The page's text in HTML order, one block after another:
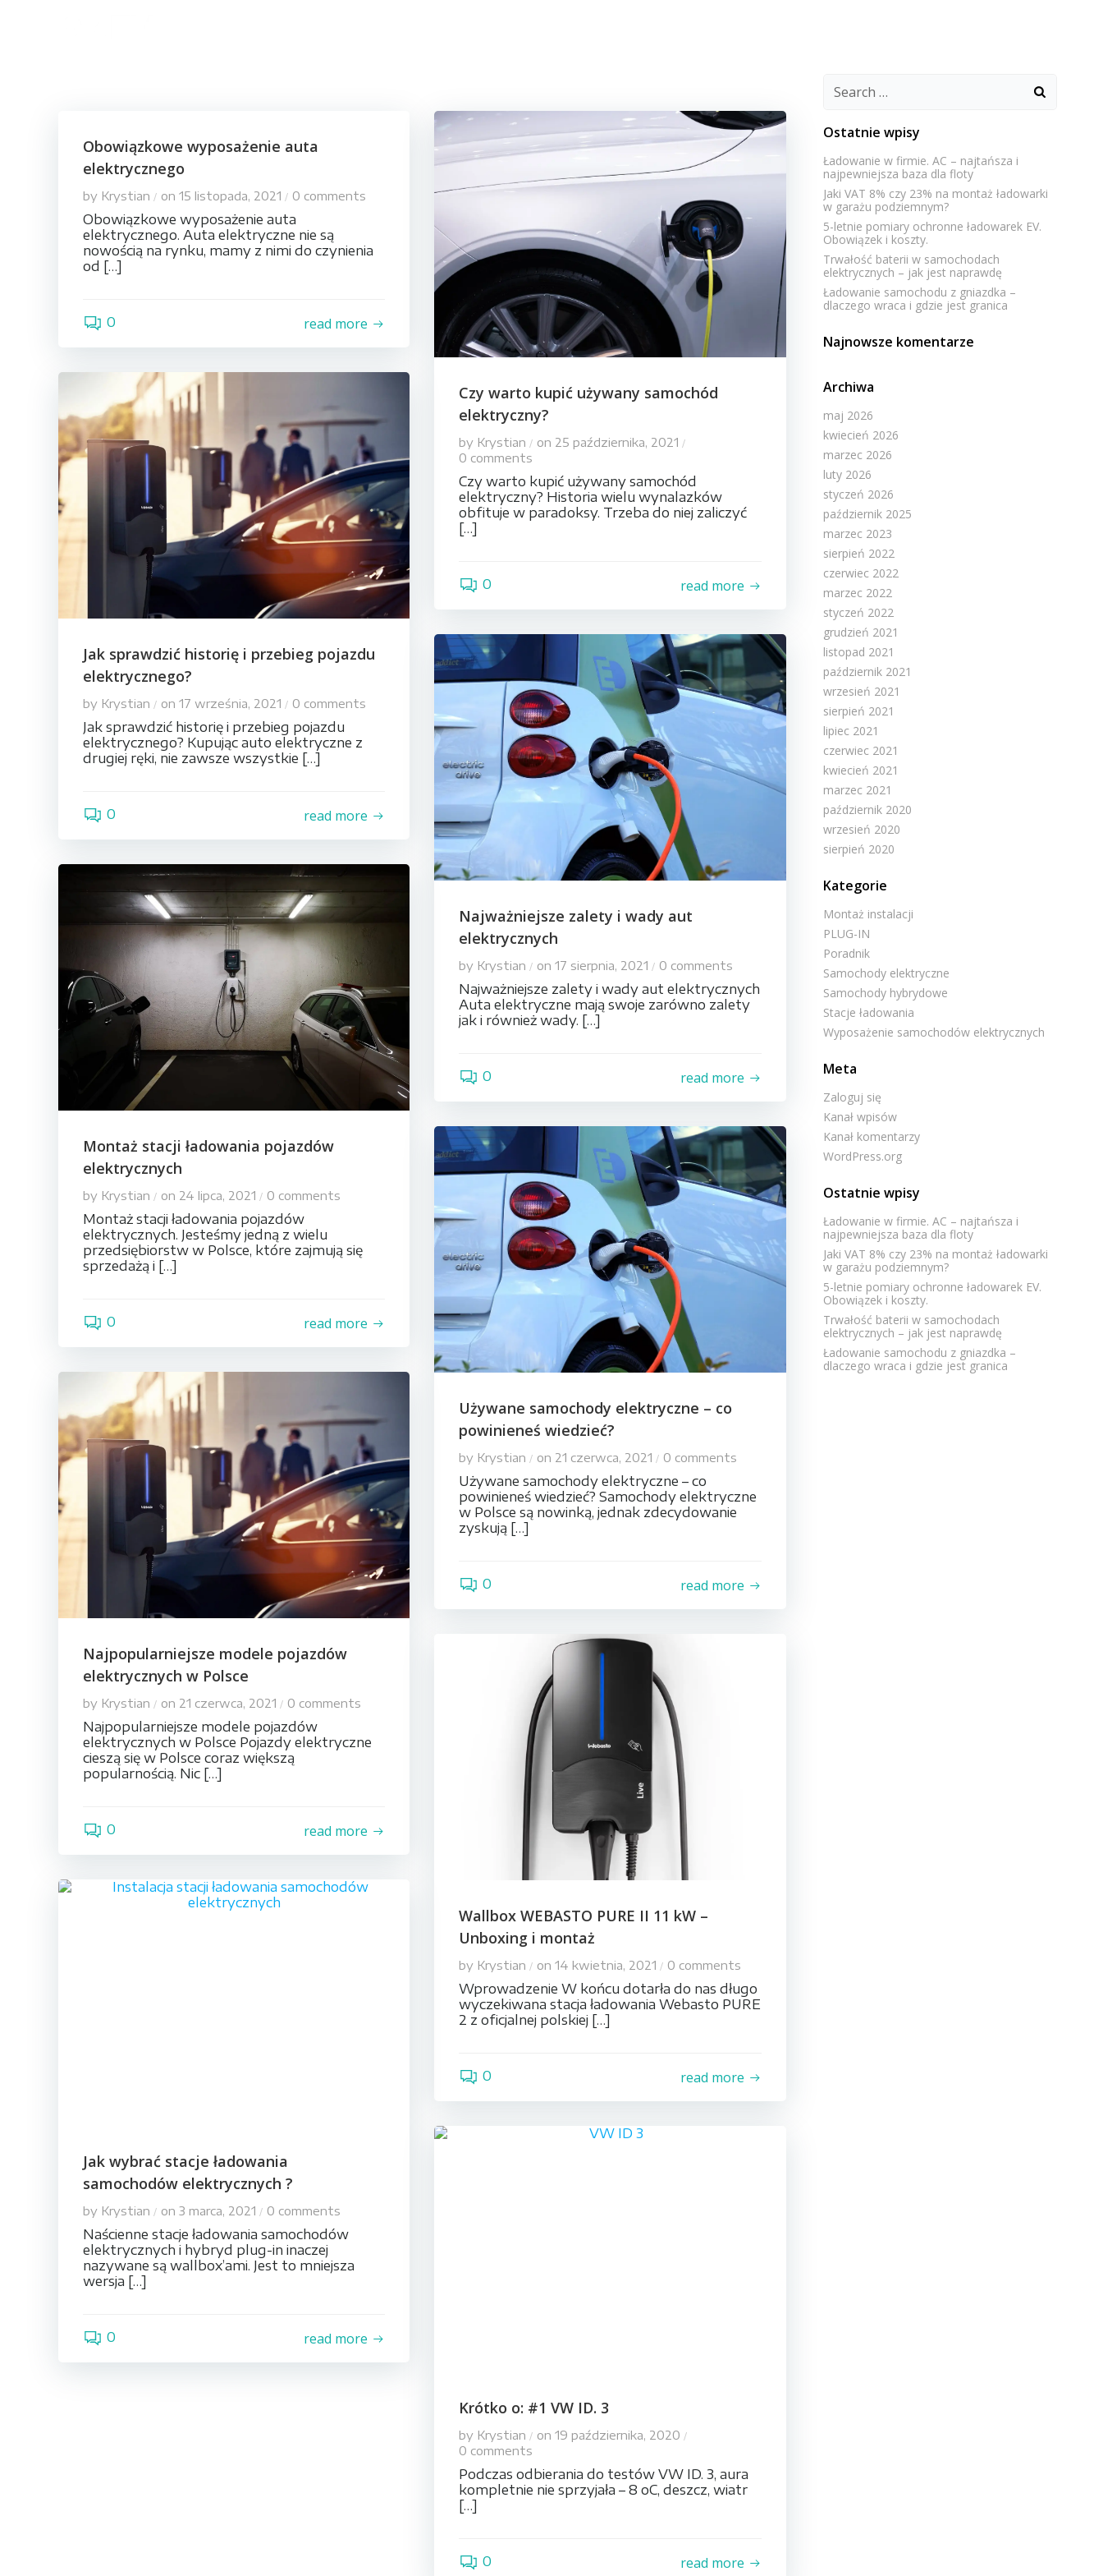
Obowiązkowe wyposażenie auta
elektrycznego
by Krystian / on 15 listopada, 2021 / 0 comments
Obowiązkowe wyposażenie auta
elektrycznego. Auta elektryczne nie są
nowością na rynku, mamy z nimi do czynienia
od […]
0 read more
Czy warto kupić używany samochód
elektryczny?
by Krystian / on 25 października, 2021 /
0 comments
Czy warto kupić używany samochód
elektryczny? Historia wielu wynalazków
obfituje w paradoksy. Trzeba do niej zaliczyć
[…]
0 read more
Jak sprawdzić historię i przebieg pojazdu
elektrycznego?
by Krystian / on 17 września, 2021 / 0 comments
Jak sprawdzić historię i przebieg pojazdu
elektrycznego? Kupując auto elektryczne z
drugiej ręki, nie zawsze wszystkie […]
0 read more
Najważniejsze zalety i wady aut
elektrycznych
by Krystian / on 17 sierpnia, 2021 / 0 comments
Najważniejsze zalety i wady aut elektrycznych
Auta elektryczne mają swoje zarówno zalety
jak i również wady. […]
0 read more
Montaż stacji ładowania pojazdów
elektrycznych
by Krystian / on 24 lipca, 2021 / 0 comments
Montaż stacji ładowania pojazdów
elektrycznych. Jesteśmy jedną z wielu
przedsiębiorstw w Polsce, które zajmują się
sprzedażą i […]
0 read more
Używane samochody elektryczne – co
powinieneś wiedzieć?
by Krystian / on 21 czerwca, 2021 / 0 comments
Używane samochody elektryczne – co
powinieneś wiedzieć? Samochody elektryczne
w Polsce są nowinką, jednak zdecydowanie
zyskują […]
0 read more
Najpopularniejsze modele pojazdów
elektrycznych w Polsce
by Krystian / on 21 czerwca, 2021 / 0 comments
Najpopularniejsze modele pojazdów
elektrycznych w Polsce Pojazdy elektryczne
cieszą się w Polsce coraz większą
popularnością. Nic […]
0 read more
Wallbox WEBASTO PURE II 11 kW –
Unboxing i montaż
by Krystian / on 14 kwietnia, 2021 / 0 comments
Wprowadzenie W końcu dotarła do nas długo
wyczekiwana stacja ładowania Webasto PURE
2 z oficjalnej polskiej […]
0 read more
Jak wybrać stacje ładowania
samochodów elektrycznych ?
by Krystian / on 3 marca, 2021 / 0 comments
Naścienne stacje ładowania samochodów
elektrycznych i hybryd plug-in inaczej
nazywane są wallbox’ami. Jest to mniejsza
wersja […]
0 read more
Krótko o: #1 VW ID. 3
by Krystian / on 19 października, 2020 /
0 comments
Podczas odbierania do testów VW ID. 3, aura
kompletnie nie sprzyjała – 8 oC, deszcz, wiatr
[…]
0 read more
for:
Ostatnie wpisy
Ładowanie w firmie. AC – najtańsza i
najpewniejsza baza dla floty
Jaki VAT 8% czy 23% na montaż ładowarki
w garażu podziemnym?
5-letnie pomiary ochronne ładowarek EV.
Obowiązek i koszty.
Trwałość baterii w samochodach
elektrycznych – jak jest naprawdę
Ładowanie samochodu z gniazdka –
dlaczego wraca i gdzie jest granica
Najnowsze komentarze
Archiwa
maj 2026
kwiecień 2026
marzec 2026
luty 2026
styczeń 2026
październik 2025
marzec 2023
sierpień 2022
czerwiec 2022
marzec 2022
styczeń 2022
grudzień 2021
listopad 2021
październik 2021
wrzesień 2021
sierpień 2021
lipiec 2021
czerwiec 2021
kwiecień 2021
marzec 2021
październik 2020
wrzesień 2020
sierpień 2020
Kategorie
Montaż instalacji
PLUG-IN
Poradnik
Samochody elektryczne
Samochody hybrydowe
Stacje ładowania
Wyposażenie samochodów elektrycznych
Meta
Zaloguj się
Kanał wpisów
Kanał komentarzy
WordPress.org
Ostatnie wpisy
Ładowanie w firmie. AC – najtańsza i
najpewniejsza baza dla floty
Jaki VAT 8% czy 23% na montaż ładowarki
w garażu podziemnym?
5-letnie pomiary ochronne ładowarek EV.
Obowiązek i koszty.
Trwałość baterii w samochodach
elektrycznych – jak jest naprawdę
Ładowanie samochodu z gniazdka –
dlaczego wraca i gdzie jest granica